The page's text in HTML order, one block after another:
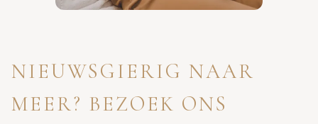
NIEUWSGIERIG NAAR
MEER? BEZOEK ONS